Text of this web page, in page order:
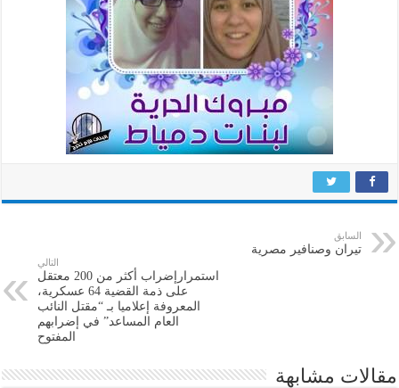
السابق
تيران وصنافير مصرية
التالي
استمرارإضراب أكثر من 200 معتقل
على ذمة القضية 64 عسكرية،
المعروفة إعلاميا بـ “مقتل النائب
العام المساعد” في إضرابهم
المفتوح
مقالات مشابهة